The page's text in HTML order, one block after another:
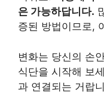
은 가능하답니다.
증된 방법이므로,
변화는 당신의 손
식단을 시작해 보
과 연결되는 거랍